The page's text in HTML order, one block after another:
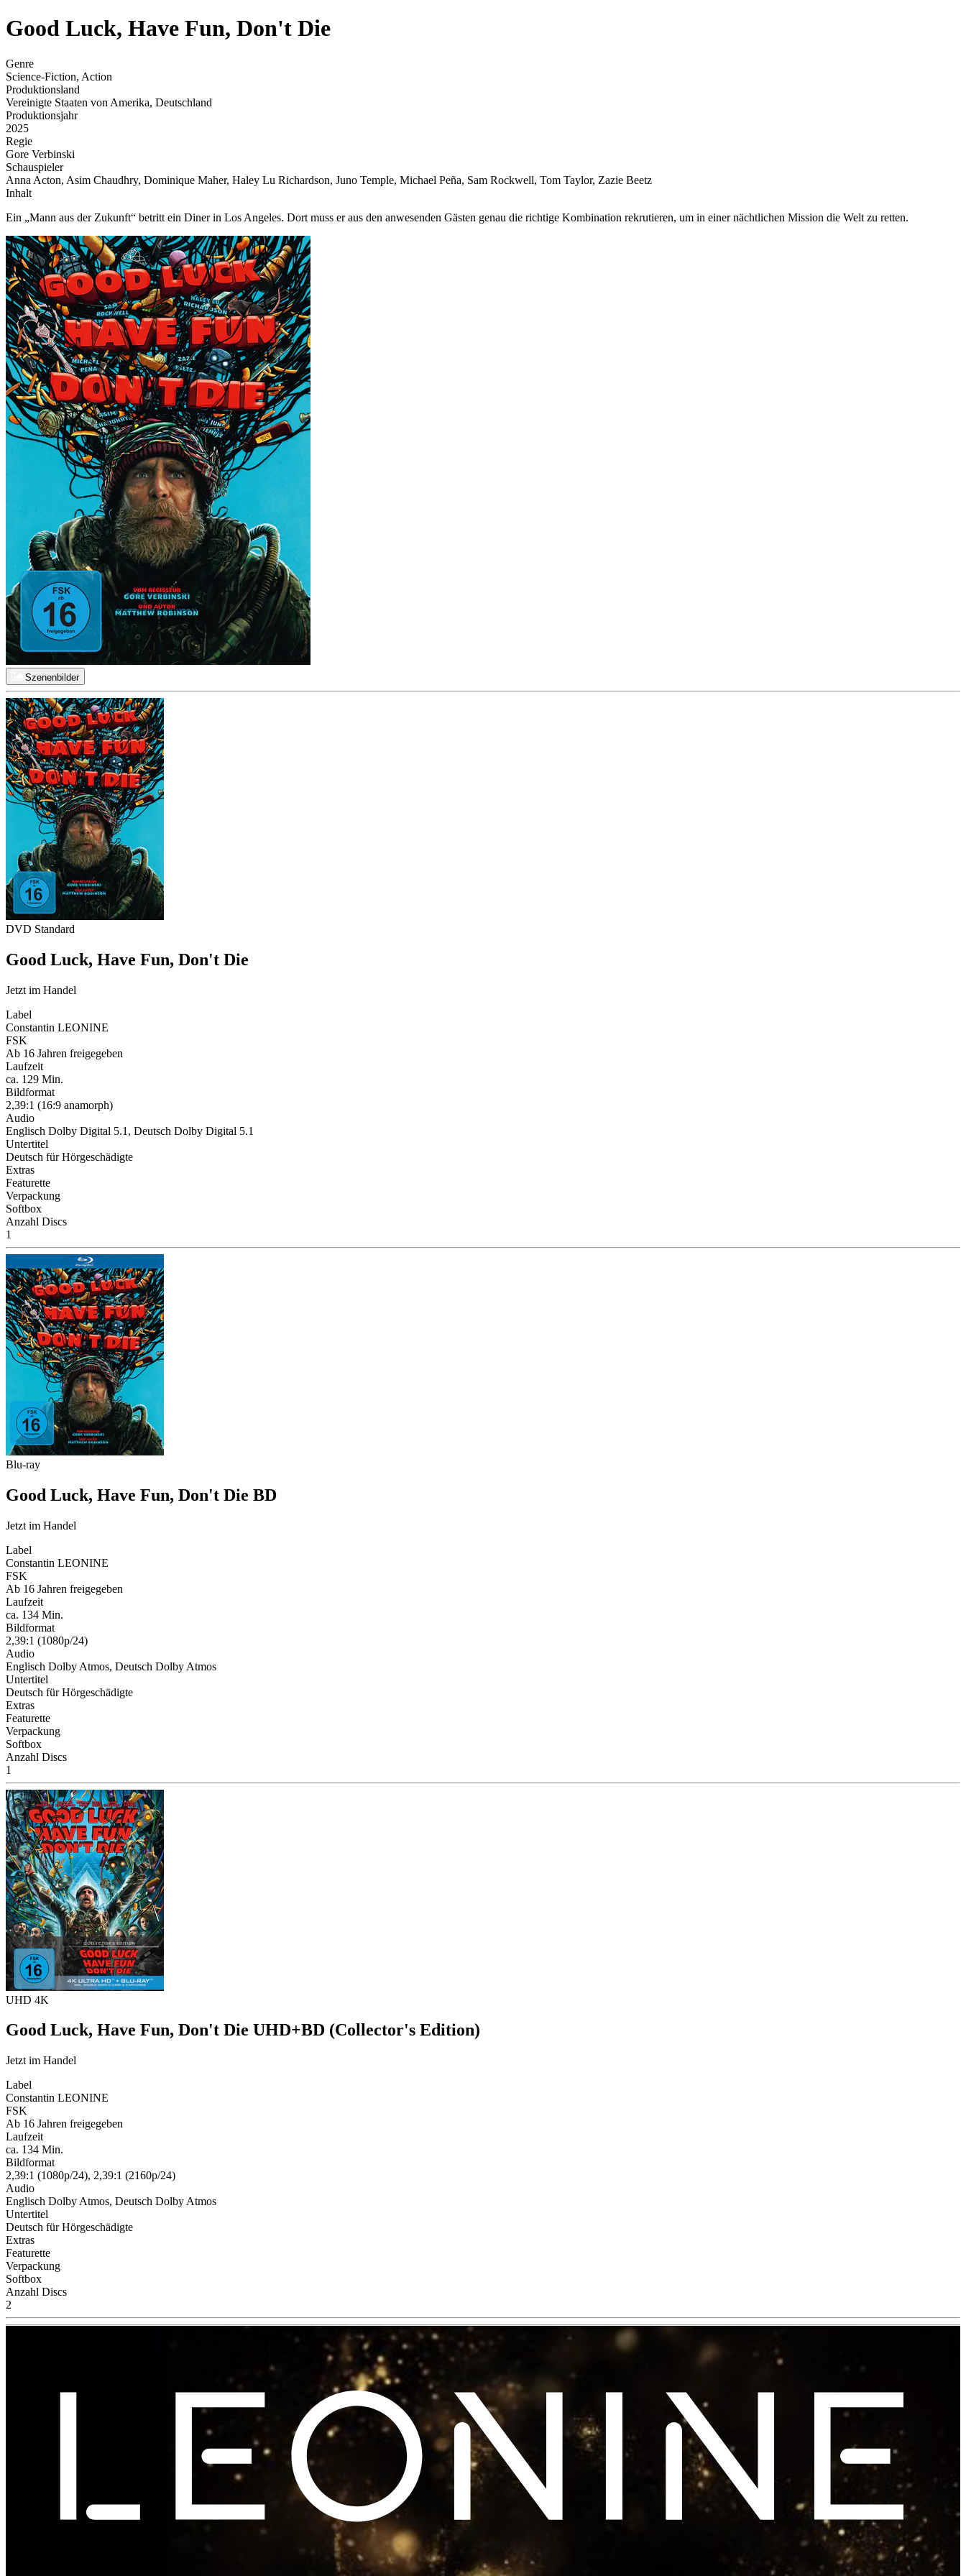
Good Luck, Have Fun, Don't Die
Genre
Science-Fiction, Action
Produktionsland
Vereinigte Staaten von Amerika, Deutschland
Produktionsjahr
2025
Regie
Gore Verbinski
Schauspieler
Anna Acton, Asim Chaudhry, Dominique Maher, Haley Lu Richardson, Juno Temple, Michael Peña, Sam Rockwell, Tom Taylor, Zazie Beetz
Inhalt
Ein „Mann aus der Zukunft“ betritt ein Diner in Los Angeles. Dort muss er aus den anwesenden Gästen genau die richtige Kombination rekrutieren, um in einer nächtlichen Mission die Welt zu retten.
Szenenbilder
DVD Standard
Good Luck, Have Fun, Don't Die
Jetzt im Handel
Label
Constantin LEONINE
FSK
Ab 16 Jahren freigegeben
Laufzeit
ca. 129 Min.
Bildformat
2,39:1 (16:9 anamorph)
Audio
Englisch Dolby Digital 5.1, Deutsch Dolby Digital 5.1
Untertitel
Deutsch für Hörgeschädigte
Extras
Featurette
Verpackung
Softbox
Anzahl Discs
1
Blu-ray
Good Luck, Have Fun, Don't Die BD
Jetzt im Handel
Label
Constantin LEONINE
FSK
Ab 16 Jahren freigegeben
Laufzeit
ca. 134 Min.
Bildformat
2,39:1 (1080p/24)
Audio
Englisch Dolby Atmos, Deutsch Dolby Atmos
Untertitel
Deutsch für Hörgeschädigte
Extras
Featurette
Verpackung
Softbox
Anzahl Discs
1
UHD 4K
Good Luck, Have Fun, Don't Die UHD+BD (Collector's Edition)
Jetzt im Handel
Label
Constantin LEONINE
FSK
Ab 16 Jahren freigegeben
Laufzeit
ca. 134 Min.
Bildformat
2,39:1 (1080p/24), 2,39:1 (2160p/24)
Audio
Englisch Dolby Atmos, Deutsch Dolby Atmos
Untertitel
Deutsch für Hörgeschädigte
Extras
Featurette
Verpackung
Softbox
Anzahl Discs
2